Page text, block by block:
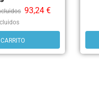
93,24€